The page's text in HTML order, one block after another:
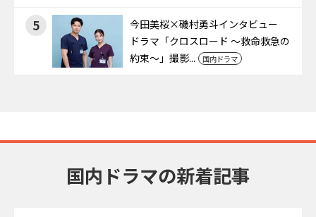
5
今田美桜×磯村勇斗インタビュー
ドラマ「クロスロード ～救命救急の
約束～」撮影...
国内ドラマ
国内ドラマの新着記事